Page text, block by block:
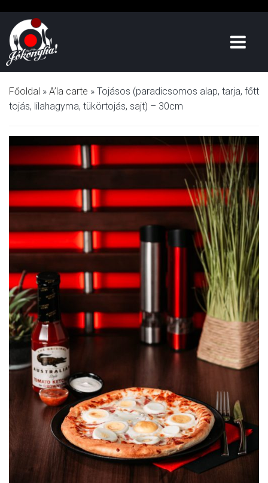
Főoldal » A’la carte » Tojásos (paradicsomos alap, tarja, főtt
tojás, lilahagyma, tükörtojás, sajt) – 30cm